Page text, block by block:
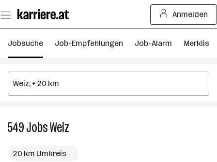
Seiteninhalt
springen
Anmelden
Jobsuche Job-Empfehlungen Job-Alarm Merkliste
549JobsWeiz
20 km Umkreis